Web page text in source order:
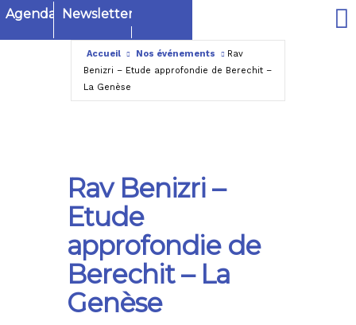
Agenda Newsletter
Accueil Nos événements
Rav
Benizri – Etude approfondie de Berechit –
La Genèse
Rav Benizri –
Etude
approfondie de
Berechit – La
Genèse